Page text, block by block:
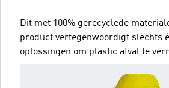
Dit met 100% gerecyclede
product vertegenwoordigt slechts
oplossingen om plastic afval te